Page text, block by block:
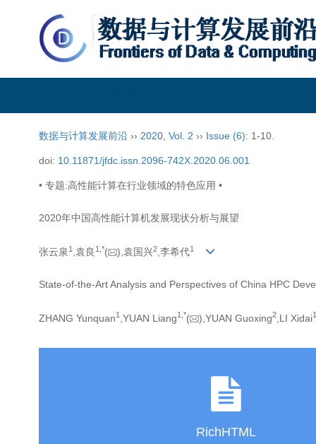
数据与计算发展前沿 ›› 2020 Vol. 2 ›› Issue (6): 1-10.
doi: 10.11871/jfdc.issn.2096-742X.2020.06.001
• 专题:高性能计算在行业领域的特色应用 •
2020年中国高性能计算机发展现状分析与展望
张云泉 1 ,袁良 1, *( ),袁国兴2 ,李希代1
State-of-the-Art Analysis and Perspectives of China HPC
ZHANG Yunquan1 ,YUAN Liang1, *( ),YUAN Guoxing2 ,LI Xidai1
RichHTML